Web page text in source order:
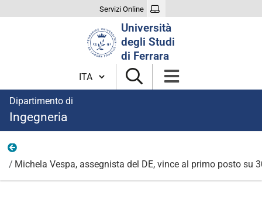
Servizi Online
Università
degli Studi
di Ferrara
Cambia lingua
Dipartimento di
Ingegneria
Michela Vespa, assegnista del DE, vince al primo posto